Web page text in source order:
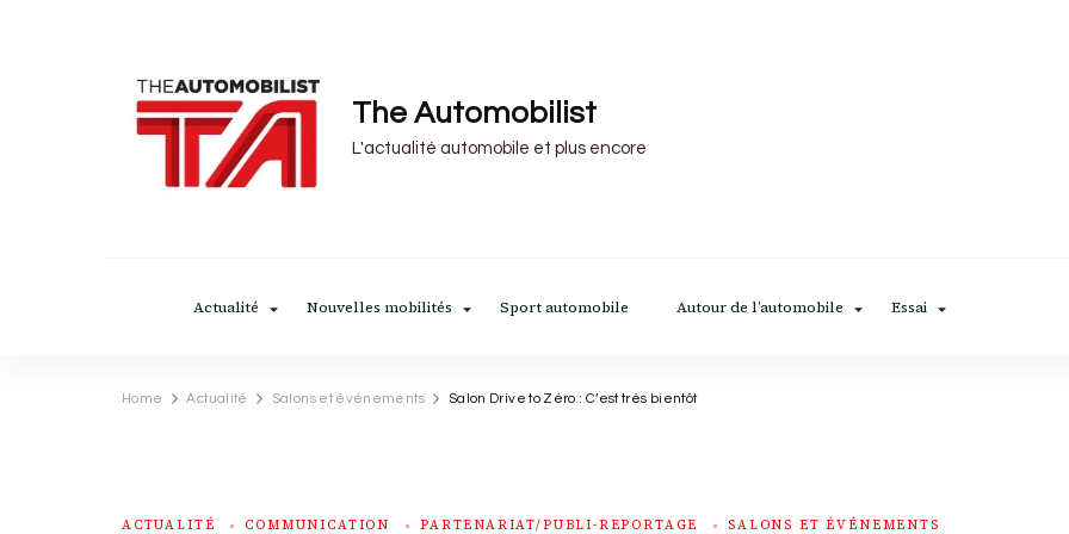
The Automobilist
L'actualité automobile et plus encore
Actualité Nouvelles mobilités Sport automobile Autour de l’automobile Essai
Home Actualité Salons et événements Salon Drive to Zéro : C’est très bientôt
ACTUALITÉ COMMUNICATION PARTENARIAT/PUBLI-REPORTAGE
SALONS ET ÉVÉNEMENTS